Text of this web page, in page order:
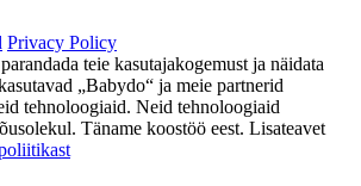
Privacy Policy
teie kasutajakogemust ja näidata
„Babydo“ ja meie partnerid
tehnoloogiaid. Neid tehnoloogiaid
Täname koostöö eest. Lisateavet